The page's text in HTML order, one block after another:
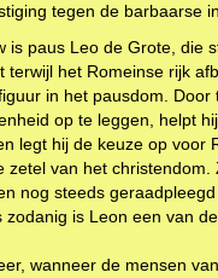
tegen de barbaarse
is paus Leo de Grote, die
terwijl het Romeinse rijk
in het pausdom. Door
op te leggen, helpt
legt hij de keuze op voor
zetel van het christendom.
nog steeds
zodanig is Leon een van
wanneer de mensen